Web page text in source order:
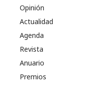
Opinión
Actualidad
Agenda
Revista
Anuario
Premios